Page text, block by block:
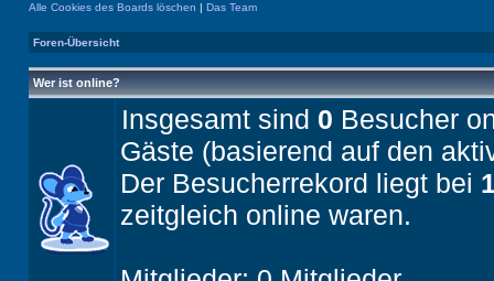
Alle Cookies des Boards löschen | Das Team
Foren-Übersicht
Wer ist online?
Insgesamt sind 0 Besucher
Gäste (basierend auf den
Der Besucherrekord liegt bei
zeitgleich online waren.